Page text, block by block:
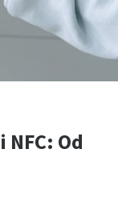
Od